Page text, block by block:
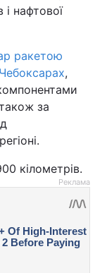
і нафтової
ракетою
,
за
кілометрів.
Реклама